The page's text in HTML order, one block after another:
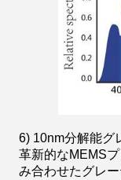
6) 10nm分解能グ
革新的なMEMS
み合わせたグレ